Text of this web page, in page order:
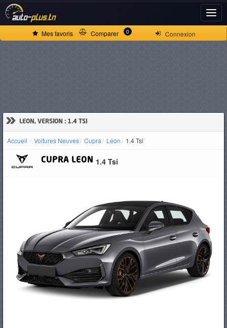
Connexion
Mes favoris Comparer 0
» LEON, VERSION : 1.4 TSI
Accueil Voitures Neuves Cupra Leon 1.4 Tsi
CUPRA LEON 1.4 Tsi
ACCUEIL
D'OCCASION
PNEUS